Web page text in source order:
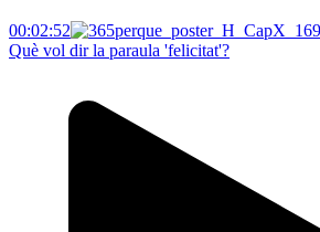
00:02:52
Què vol dir la paraula 'felicitat'?